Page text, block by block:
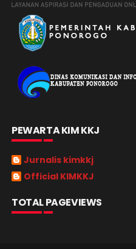
PEWARTA KIM KKJ
Jurnalis kimkkj
Official KIMKKJ
TOTAL PAGEVIEWS